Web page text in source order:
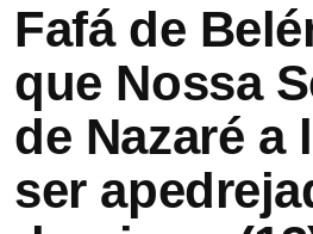
Fafá de
que Nossa
de Nazaré a
ser